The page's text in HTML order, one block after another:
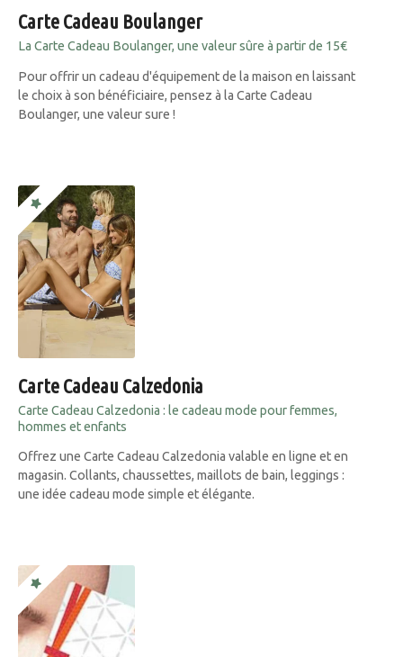
Carte Cadeau Boulanger
La Carte Cadeau Boulanger, une valeur sûre à partir de 15€
Pour offrir un cadeau d'équipement de la maison en laissant
le choix à son bénéficiaire, pensez à la Carte Cadeau
Boulanger, une valeur sure !
Carte Cadeau Calzedonia
Carte Cadeau Calzedonia : le cadeau mode pour femmes,
hommes et enfants
Offrez une Carte Cadeau Calzedonia valable en ligne et en
magasin. Collants, chaussettes, maillots de bain, leggings :
une idée cadeau mode simple et élégante.